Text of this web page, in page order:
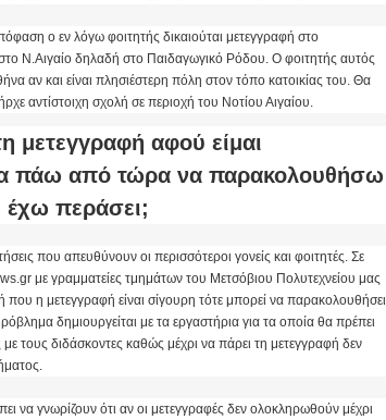
ο εν λόγω φοιτητής δικαιούται μετεγγραφή στο
Ν.Αιγαίο δηλαδή στο Παιδαγωγικό Ρόδου. Ο φοιτητής αυτός
αν και είναι πλησιέστερη πόλη στον τόπο κατοικίας του. Θα
αντίστοιχη σχολή σε περιοχή του Νοτίου Αιγαίου.
μετεγγραφή αφού είμαι
πάω από τώρα να παρακολουθήσω
περάσει;
που απευθύνουν οι περισσότεροι γονείς και φοιτητές. Σε
με γραμματείες τμημάτων του Μετσόβιου Πολυτεχνείου μας
που η μετεγγραφή είναι σίγουρη τότε μπορεί να παρακολουθήσει
δημιουργείται με τα εργαστήρια για τα οποία θα πρέπει
τους διδάσκοντες καθώς μέχρι να πάρει τη μετεγγραφή δεν
να γνωρίζουν ότι αν οι μετεγγραφές δεν ολοκληρωθούν μέχρι